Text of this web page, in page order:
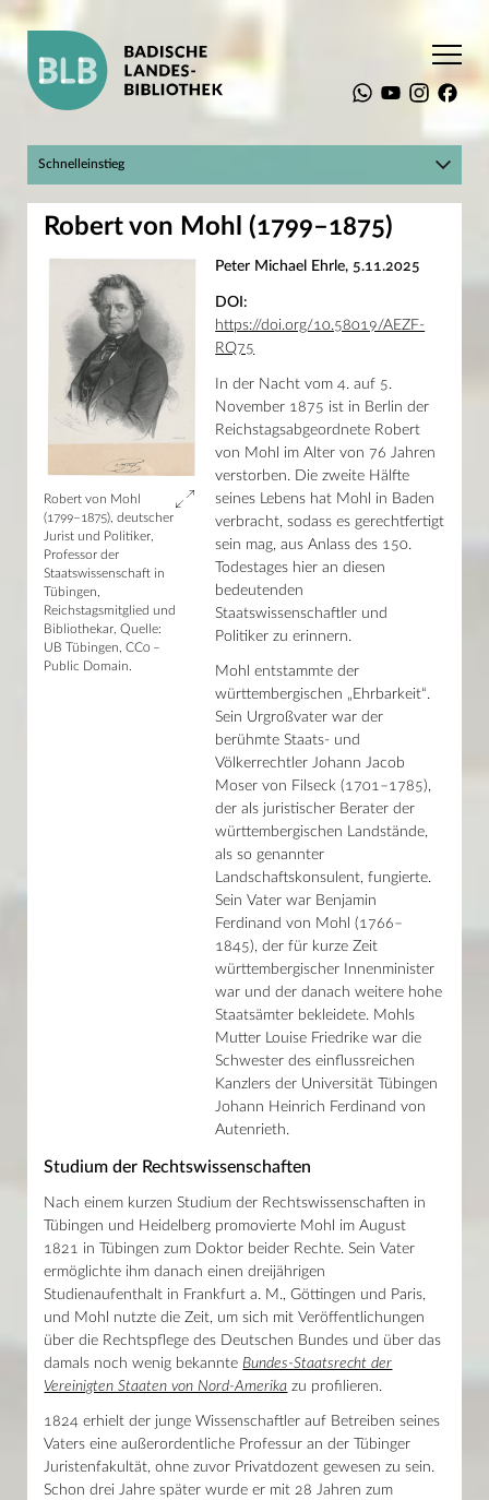
Startseite BLBlog
Suchen
Die BLB
Recherche
Service
Sammlungen
Aktuelles
Kalender
News
Mein Konto
Shop
Glossar
Kontakt
Robert von Mohl (1799–1875)
Robert von Mohl
(1799–1875), deutscher
Jurist und Politiker,
Professor der
Staatswissenschaft in
Tübingen,
Reichstagsmitglied und
Bibliothekar, Quelle:
UB Tübingen, CC0 –
Public Domain.
Peter Michael Ehrle, 5.11.2025
DOI:
https://doi.org/10.58019/AEZF-
RQ75
In der Nacht vom 4. auf 5.
November 1875 ist in Berlin der
Reichstagsabgeordnete Robert
von Mohl im Alter von 76 Jahren
verstorben. Die zweite Hälfte
seines Lebens hat Mohl in Baden
verbracht, sodass es gerechtfertigt
sein mag, aus Anlass des 150.
Todestages hier an diesen
bedeutenden
Staatswissenschaftler und
Politiker zu erinnern.
Mohl entstammte der
württembergischen „Ehrbarkeit“.
Sein Urgroßvater war der
berühmte Staats- und
Völkerrechtler Johann Jacob
Moser von Filseck (1701–1785),
der als juristischer Berater der
württembergischen Landstände,
als so genannter
Landschaftskonsulent, fungierte.
Sein Vater war Benjamin
Ferdinand von Mohl (1766–
1845), der für kurze Zeit
württembergischer Innenminister
war und der danach weitere hohe
Staatsämter bekleidete. Mohls
Mutter Louise Friedrike war die
Schwester des einflussreichen
Kanzlers der Universität Tübingen
Johann Heinrich Ferdinand von
Autenrieth.
Studium der Rechtswissenschaften
Nach einem kurzen Studium der Rechtswissenschaften in
Tübingen und Heidelberg promovierte Mohl im August
1821 in Tübingen zum Doktor beider Rechte. Sein Vater
ermöglichte ihm danach einen dreijährigen
Studienaufenthalt in Frankfurt a. M., Göttingen und Paris,
und Mohl nutzte die Zeit, um sich mit Veröffentlichungen
über die Rechtspflege des Deutschen Bundes und über das
damals noch wenig bekannte Bundes-Staatsrecht der
Vereinigten Staaten von Nord-Amerika zu profilieren.
1824 erhielt der junge Wissenschaftler auf Betreiben seines
Vaters eine außerordentliche Professur an der Tübinger
Juristenfakultät, ohne zuvor Privatdozent gewesen zu sein.
Schon drei Jahre später wurde er mit 28 Jahren zum
Schnelleinstieg
Hier geht's zum BLBlog!
Mein Konto
Raumbuchungssystem
Landesbibliographie
Digitale Sammlungen
Infos für Einsteiger
Online-Kurse und Tutorials
Adresse
Erbprinzenstraße 15
76133 Karlsruhe
T +49 721 175-2221
service@blb-karlsruhe.de
Öffnungszeiten
Haupthaus
Mo–Fr 9–19 Uhr / Sa 10–18 Uhr
Lesesaal Sammlungen
Mo–Mi/Fr 9.30–16 Uhr / Do 9.30–18 Uhr
Wissenstor
Mo–Fr 9–22 Uhr / Sa–So 10–22 Uhr